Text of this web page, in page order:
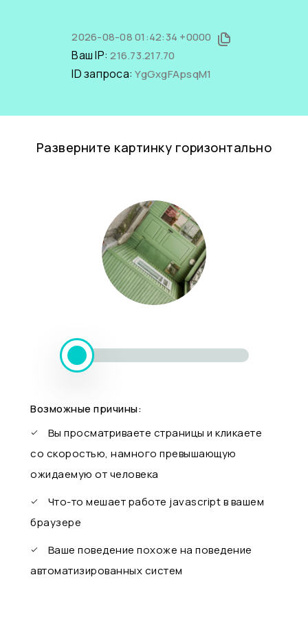
2026-08-08 01:42:34 +0000
Ваш IP:216.73.217.70
ID запроса:YgGxgFApsqM1
Разверните картинку горизонтально
Возможные причины:
Вы просматриваете страницы и кликаете
со скоростью, намного превышающую
ожидаемую от человека
Что-то мешает работе javascript в вашем
браузере
Ваше поведение похоже на поведение
автоматизированных систем